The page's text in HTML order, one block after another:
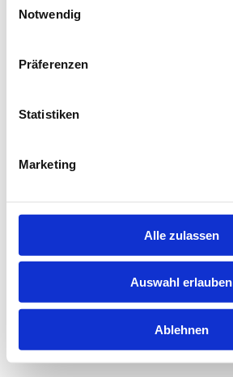
Notwendig
Präferenzen
Statistiken
Marketing
Alle zulassen
Auswahl erlauben
Ablehnen
loadingjobninja.com